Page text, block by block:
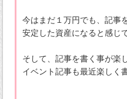
今はまだ１万円でも、記事
安定した資産になると感じ
そして、記事を書く事が楽
イベント記事も最近楽しく